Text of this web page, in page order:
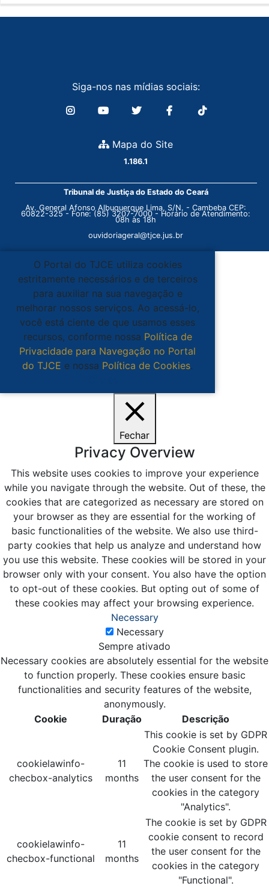
Siga-nos nas mídias sociais:
Mapa do Site
1.186.1
Tribunal de Justiça do Estado do Ceará
Av. General Afonso Albuquerque Lima, S/N. - Cambeba CEP:
60822-325 - Fone: (85) 3207-7000 - Horário de Atendimento:
08h às 18h
ouvidoriageral@tjce.jus.br
O Portal do TJCE utiliza cookies
estritamente necessários e de terceiros
para auxiliar na sua navegação e
melhorar nossos serviços. Ao acessá-lo,
você está ciente de que usamos esses
recursos, conforme nossa Política de
Privacidade para Navegação no Portal
do TJCE e nossa Política de Cookies.
Fechar
Privacy Overview
This website uses cookies to improve your experience
while you navigate through the website. Out of these, the
cookies that are categorized as necessary are stored on
your browser as they are essential for the working of
basic functionalities of the website. We also use third-
party cookies that help us analyze and understand how
you use this website. These cookies will be stored in your
browser only with your consent. You also have the option
to opt-out of these cookies. But opting out of some of
these cookies may affect your browsing experience.
Necessary
Necessary
Sempre ativado
Necessary cookies are absolutely essential for the website
to function properly. These cookies ensure basic
functionalities and security features of the website,
anonymously.
Cookie
Duração Descrição
cookielawinfo-
checbox-analytics
11
months
This cookie is set by GDPR
Cookie Consent plugin.
The cookie is used to store
the user consent for the
cookies in the category
"Analytics".
cookielawinfo-
checbox-functional
11
months
The cookie is set by GDPR
cookie consent to record
the user consent for the
cookies in the category
"Functional".